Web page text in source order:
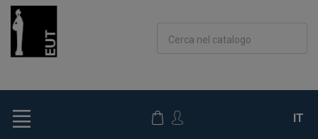
Cerca nel catalogo
IT